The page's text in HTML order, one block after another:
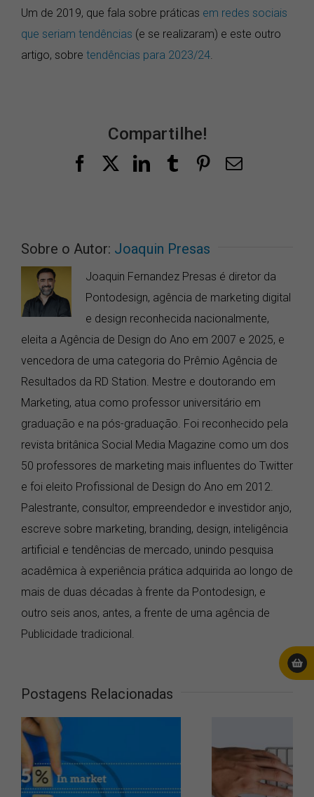
Um de 2019, que fala sobre práticas em redes sociais
que seriam tendências (e se realizaram) e este outro
artigo, sobre tendências para 2023/24.
Compartilhe!
FacebookLinkedInTumblrPinterest
E-
Sobre o Autor: Joaquin Presas
Joaquin Fernandez Presas é diretor da
Pontodesign, agência de marketing digital
e design reconhecida nacionalmente,
eleita a Agência de Design do Ano em 2007 e 2025, e
vencedora de uma categoria do Prêmio Agência de
Resultados da RD Station. Mestre e doutorando em
Marketing, atua como professor universitário em
graduação e na pós-graduação. Foi reconhecido pela
revista britânica Social Media Magazine como um dos
50 professores de marketing mais influentes do Twitter
e foi eleito Profissional de Design do Ano em 2012.
Palestrante, consultor, empreendedor e investidor anjo,
escreve sobre marketing, branding, design, inteligência
artificial e tendências de mercado, unindo pesquisa
acadêmica à experiência prática adquirida ao longo de
mais de duas décadas à frente da Pontodesign, e
outro seis anos, antes, a frente de uma agência de
Publicidade tradicional.
Postagens Relacionadas